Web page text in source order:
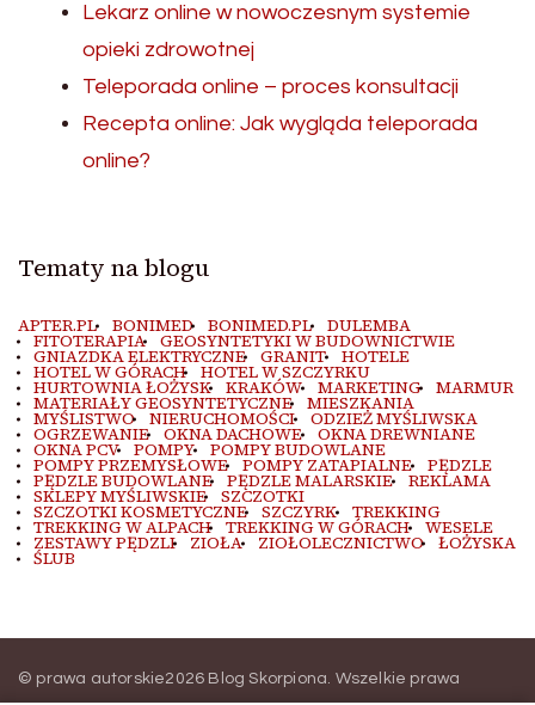
Lekarz online w nowoczesnym systemie
opieki zdrowotnej
Teleporada online – proces konsultacji
Recepta online: Jak wygląda teleporada
online?
Tematy na blogu
APTER.PL BONIMED BONIMED.PL DULEMBA
FITOTERAPIA GEOSYNTETYKI W BUDOWNICTWIE
GNIAZDKA ELEKTRYCZNE GRANIT HOTELE
HOTEL W GÓRACH HOTEL W SZCZYRKU
HURTOWNIA ŁOŻYSK KRAKÓW MARKETING MARMUR
MATERIAŁY GEOSYNTETYCZNE MIESZKANIA
MYŚLISTWO NIERUCHOMOŚCI ODZIEŻ MYŚLIWSKA
OGRZEWANIE OKNA DACHOWE OKNA DREWNIANE
OKNA PCV POMPY POMPY BUDOWLANE
POMPY PRZEMYSŁOWE POMPY ZATAPIALNE PĘDZLE
PĘDZLE BUDOWLANE PĘDZLE MALARSKIE REKLAMA
SKLEPY MYŚLIWSKIE SZCZOTKI
SZCZOTKI KOSMETYCZNE SZCZYRK TREKKING
TREKKING W ALPACH TREKKING W GÓRACH WESELE
ZESTAWY PĘDZLI ZIOŁA ZIOŁOLECZNICTWO ŁOŻYSKA
ŚLUB
© prawa autorskie2026 Blog Skorpiona. Wszelkie prawa